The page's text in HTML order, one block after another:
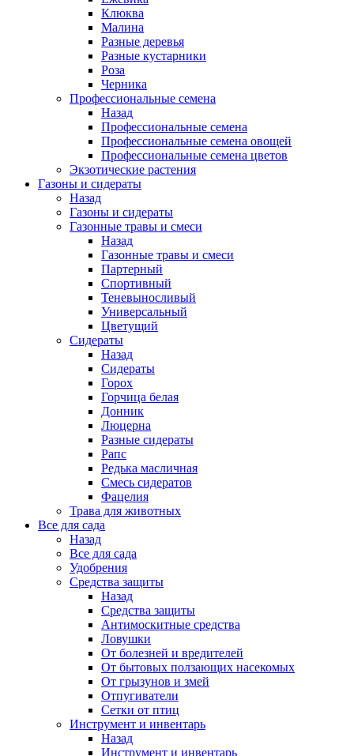
Клюква
Малина
Разные деревья
Разные кустарники
Роза
Черника
Профессиональные семена
Назад
Профессиональные семена
Профессиональные семена овощей
Профессиональные семена цветов
Экзотические растения
Газоны и сидераты
Назад
Газоны и сидераты
Газонные травы и смеси
Назад
Газонные травы и смеси
Партерный
Спортивный
Теневыносливый
Универсальный
Цветущий
Сидераты
Назад
Сидераты
Горох
Горчица белая
Донник
Люцерна
Разные сидераты
Рапс
Редька масличная
Смесь сидератов
Фацелия
Трава для животных
Все для сада
Назад
Все для сада
Удобрения
Средства защиты
Назад
Средства защиты
Антимоскитные средства
Ловушки
От болезней и вредителей
От бытовых ползающих насекомых
От грызунов и змей
Отпугиватели
Сетки от птиц
Инструмент и инвентарь
Назад
Инструмент и инвентарь